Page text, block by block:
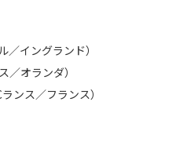
／イングランド）
／オランダ）
ンス／フランス）